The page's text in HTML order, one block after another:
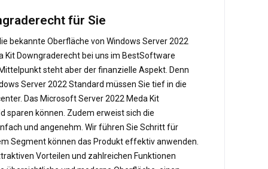
für Sie
bekannte Oberfläche von Windows Server 2022
Kit Downgraderecht bei uns im BestSoftware
steht aber der finanzielle Aspekt. Denn
Server 2022 Standard müssen Sie tief in die
Das Microsoft Server 2022 Meda Kit
sparen können. Zudem erweist sich die
und angenehm. Wir führen Sie Schritt für
Segment können das Produkt effektiv anwenden.
Vorteilen und zahlreichen Funktionen